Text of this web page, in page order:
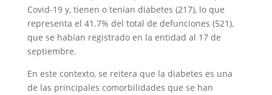
Covid-19 y, tienen o tenían diabetes (217), lo que
representa el 41.7% del total de defunciones (521),
que se habían registrado en la entidad al 17 de
septiembre.
En este contexto, se reitera que la diabetes es una
de las principales comorbilidades que se han